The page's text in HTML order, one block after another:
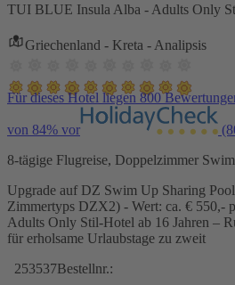
TUI BLUE Insula Alba - Adults Only
Griechenland - Kreta - Analipsis
Für dieses Hotel liegen 800
von 84% vor
8-tägige Flugreise, Doppelzimmer
Upgrade auf DZ Swim Up Sharing
Zimmertyps DZX2) - Wert: ca. € 550,-
Adults Only Stil-Hotel ab 16 Jahren –
für erholsame Urlaubstage zu zweit
253537Bestellnr.: